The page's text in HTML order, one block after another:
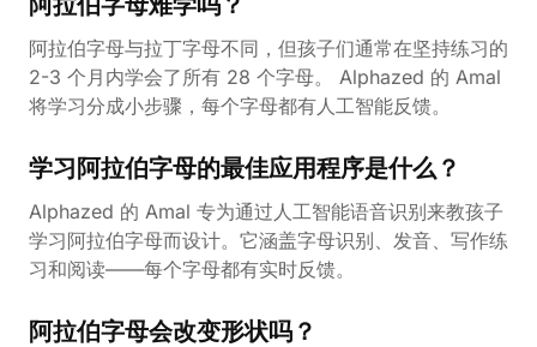
阿拉伯字母与拉丁字母不同，但孩子们通常在坚持练习的
2-3 个月内学会了所有 28 个字母。 Alphazed 的 Amal
将学习分成小步骤，每个字母都有人工智能反馈。
学习阿拉伯字母的最佳应用程序是什么？
Alphazed 的 Amal 专为通过人工智能语音识别来教孩子
学习阿拉伯字母而设计。它涵盖字母识别、发音、写作练
习和阅读——每个字母都有实时反馈。
阿拉伯字母会改变形状吗？